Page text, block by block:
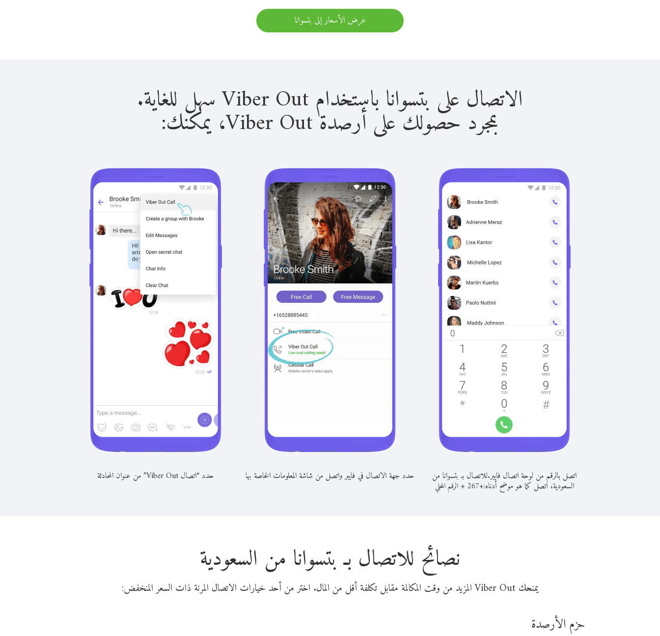
عرض الأسعار إلى بتسوانا
الاتصال على بتسوانا باستخدام Viber Out سهل للغاية.
بمجرد حصولك على أرصدة Viber Out، يمكنك:
اتصل بالرقم من لوحة اتصال فايبر.للاتصال بـ بتسوانا من
السعودية، اتصل كما هو موضح أدناه:+
267
+الرقم المحلي
حدد جهة الاتصال في فايبر واتصل من شاشة المعلومات الخاصة بها حدد “اتصال Viber Out” من عنوان المحادثة
نصائح للاتصال بـ بتسوانا من السعودية
يمنحك Viber Out المزيد من وقت المكالمة مقابل تكلفة أقل من المال. اختر من أحد خيارات الاتصال المرنة ذات السعر المنخفض:
حزم الأرصدة